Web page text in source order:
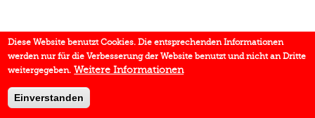
Diese Website benutzt Cookies. Die entsprechenden Informationen
werden nur für die Verbesserung der Website benutzt und nicht an Dritte
weitergegeben. Weitere Informationen
Einverstanden